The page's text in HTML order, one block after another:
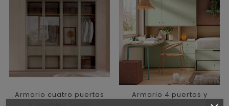
Armario cuatro puertas
Armario 4 puertas y